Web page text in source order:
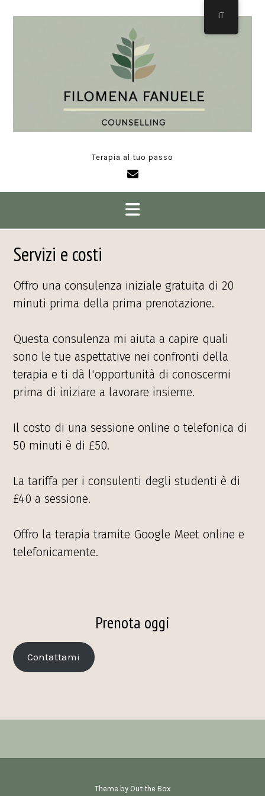
Terapia al tuo passo
Servizi e costi
Offro una consulenza iniziale gratuita di 20
minuti prima della prima prenotazione.
Questa consulenza mi aiuta a capire quali
sono le tue aspettative nei confronti della
terapia e ti dà l'opportunità di conoscermi
prima di iniziare a lavorare insieme.
Il costo di una sessione online o telefonica di
50 minuti è di £50.
La tariffa per i consulenti degli studenti è di
£40 a sessione.
Offro la terapia tramite Google Meet online e
telefonicamente.
Prenota oggi
Contattami
Theme by Out the Box
IT